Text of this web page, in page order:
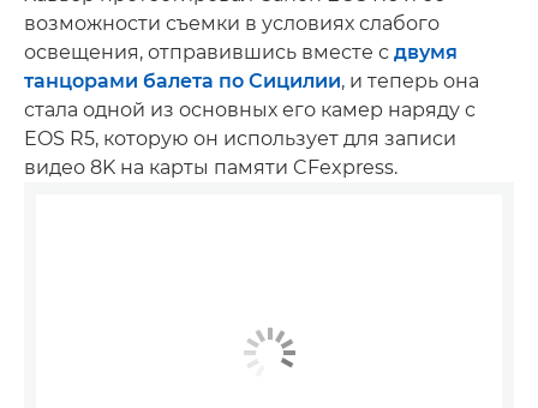
возможности съемки в условиях слабого
освещения, отправившись вместе с двумя
танцорами балета по Сицилии, и теперь она
стала одной из основных его камер наряду с
EOS R5, которую он использует для записи
видео 8K на карты памяти CFexpress.